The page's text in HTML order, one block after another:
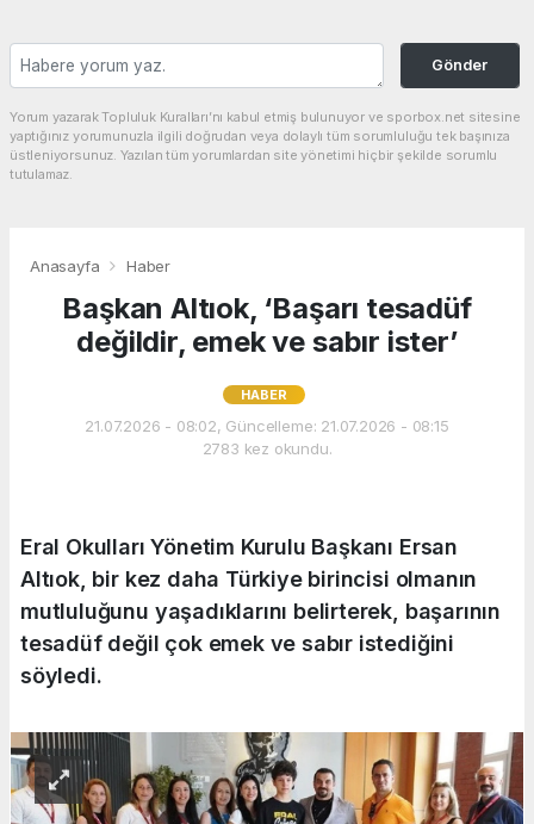
Gönder
Yorum yazarak Topluluk Kuralları’nı kabul etmiş bulunuyor ve sporbox.net sitesine
yaptığınız yorumunuzla ilgili doğrudan veya dolaylı tüm sorumluluğu tek başınıza
üstleniyorsunuz. Yazılan tüm yorumlardan site yönetimi hiçbir şekilde sorumlu
tutulamaz.
Anasayfa Haber
Başkan Altıok, ‘Başarı tesadüf
değildir, emek ve sabır ister’
HABER
21.07.2026 - 08:02, Güncelleme: 21.07.2026 - 08:15
2783 kez okundu.
Eral Okulları Yönetim Kurulu Başkanı Ersan
Altıok, bir kez daha Türkiye birincisi olmanın
mutluluğunu yaşadıklarını belirterek, başarının
tesadüf değil çok emek ve sabır istediğini
söyledi.